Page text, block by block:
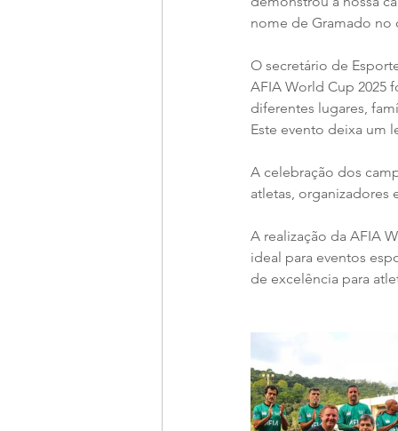
nome de Gramado no
O secretário de
AFIA World Cup 2025
diferentes lugares,
Este evento deixa um
A celebração dos
atletas,
A realização da AFIA
ideal para eventos
de excelência para